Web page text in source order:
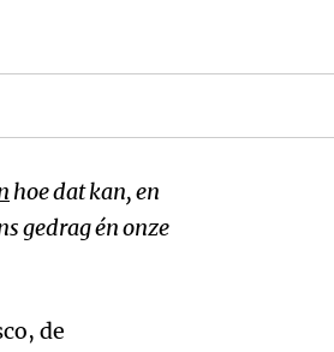
hoe dat kan, en
gedrag én onze
de